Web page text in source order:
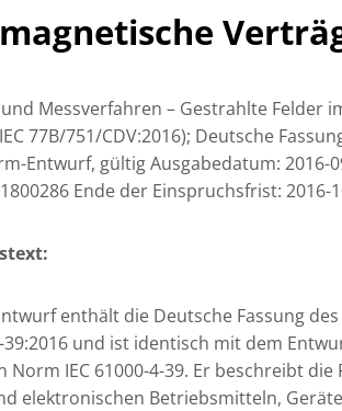
Messverfahren – Gestrahlte Felder
77B/751/CDV:2016); Deutsche
Entwurf, gültig Ausgabedatum:
Ende der Einspruchsfrist: 2016-
enthält die Deutsche Fassung
39:2016 und ist identisch mit dem
Norm IEC 61000-4-39. Er beschreibt
elektronischen Betriebsmitteln,